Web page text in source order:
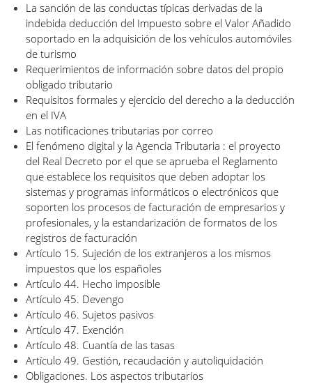
La sanción de las conductas típicas derivadas de la
indebida deducción del Impuesto sobre el Valor Añadido
soportado en la adquisición de los vehículos automóviles
de turismo
Requerimientos de información sobre datos del propio
obligado tributario
Requisitos formales y ejercicio del derecho a la deducción
en el IVA
Las notificaciones tributarias por correo
El fenómeno digital y la Agencia Tributaria : el proyecto
del Real Decreto por el que se aprueba el Reglamento
que establece los requisitos que deben adoptar los
sistemas y programas informáticos o electrónicos que
soporten los procesos de facturación de empresarios y
profesionales, y la estandarización de formatos de los
registros de facturación
Artículo 15. Sujeción de los extranjeros a los mismos
impuestos que los españoles
Artículo 44. Hecho imposible
Artículo 45. Devengo
Artículo 46. Sujetos pasivos
Artículo 47. Exención
Artículo 48. Cuantía de las tasas
Artículo 49. Gestión, recaudación y autoliquidación
Obligaciones. Los aspectos tributarios